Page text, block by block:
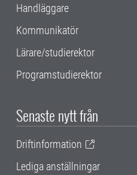
Handläggare
Kommunikatör
Lärare/studierektor
Programstudierektor
Senaste nytt från
Driftinformation
Lediga anställningar